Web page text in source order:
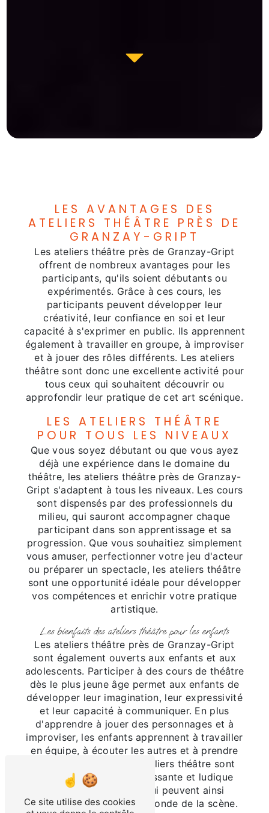
LES AVANTAGES DES
ATELIERS THÉÂTRE PRÈS DE
GRANZAY-GRIPT
Les ateliers théâtre près de Granzay-Gript
offrent de nombreux avantages pour les
participants, qu'ils soient débutants ou
expérimentés. Grâce à ces cours, les
participants peuvent développer leur
créativité, leur confiance en soi et leur
capacité à s'exprimer en public. Ils apprennent
également à travailler en groupe, à improviser
et à jouer des rôles différents. Les ateliers
théâtre sont donc une excellente activité pour
tous ceux qui souhaitent découvrir ou
approfondir leur pratique de cet art scénique.
LES ATELIERS THÉÂTRE
POUR TOUS LES NIVEAUX
Que vous soyez débutant ou que vous ayez
déjà une expérience dans le domaine du
théâtre, les ateliers théâtre près de Granzay-
Gript s'adaptent à tous les niveaux. Les cours
sont dispensés par des professionnels du
milieu, qui sauront accompagner chaque
participant dans son apprentissage et sa
progression. Que vous souhaitiez simplement
vous amuser, perfectionner votre jeu d'acteur
ou préparer un spectacle, les ateliers théâtre
sont une opportunité idéale pour développer
vos compétences et enrichir votre pratique
artistique.
Les bienfaits des ateliers théâtre pour les enfants
Les ateliers théâtre près de Granzay-Gript
sont également ouverts aux enfants et aux
adolescents. Participer à des cours de théâtre
dès le plus jeune âge permet aux enfants de
développer leur imagination, leur expressivité
et leur capacité à communiquer. En plus
d'apprendre à jouer des personnages et à
improviser, les enfants apprennent à travailler
en équipe, à écouter les autres et à prendre
confiance en eux. Les ateliers théâtre sont
donc une activité enrichissante et ludique
pour les plus jeunes, qui peuvent ainsi
découvrir et explorer le monde de la scène.
Ce site utilise des cookies